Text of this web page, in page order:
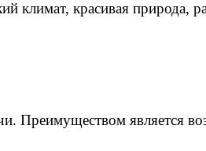
климат, красивая природа,
Преимуществом является